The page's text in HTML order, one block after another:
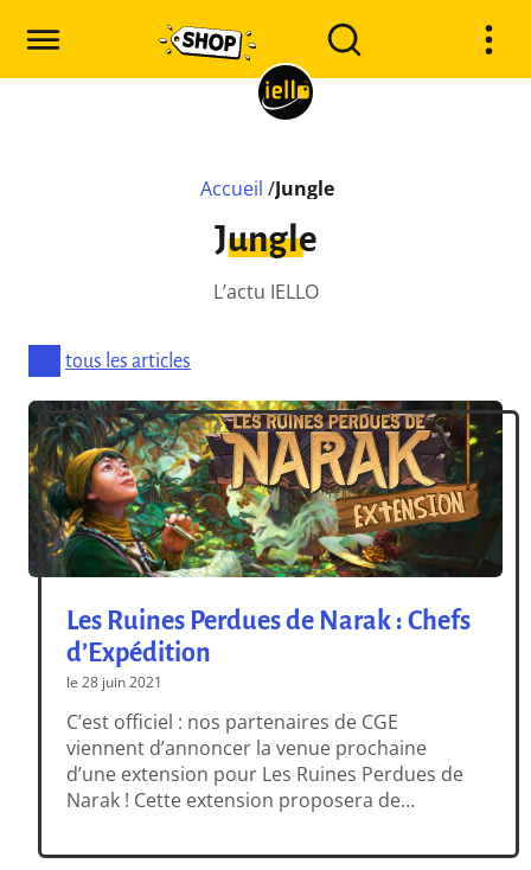
Accueil /Jungle
Jungle
L’actu IELLO
tous les articles
Les Ruines Perdues de Narak : Chefs
d’Expédition
le 28 juin 2021
C’est officiel : nos partenaires de CGE
viennent d’annoncer la venue prochaine
d’une extension pour Les Ruines Perdues de
Narak ! Cette extension proposera de
des explorations toujours plus intenses et